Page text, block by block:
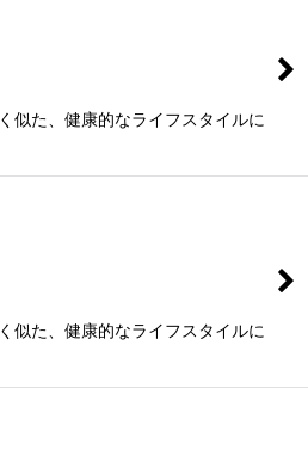
似た、健康的なライフスタイルに
似た、健康的なライフスタイルに